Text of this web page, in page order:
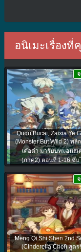
อนิเมะเรื่อง
Ququ Bucai, Zaixia Ye
(Monster But Wild 2) พลิ
เด๋อด๋า มารับบทมอนสเ
(ภาค2) ตอนที่ 1-16 ซับ
Meng Qi Shi Shen 2nd
(Cinderella Chef) สูตร